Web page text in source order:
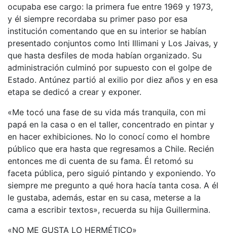
ocupaba ese cargo: la primera fue entre 1969 y 1973,
y él siempre recordaba su primer paso por esa
institución comentando que en su interior se habían
presentado conjuntos como Inti Illimani y Los Jaivas, y
que hasta desfiles de moda habían organizado. Su
administración culminó por supuesto con el golpe de
Estado. Antúnez partió al exilio por diez años y en esa
etapa se dedicó a crear y exponer.
«Me tocó una fase de su vida más tranquila, con mi
papá en la casa o en el taller, concentrado en pintar y
en hacer exhibiciones. No lo conocí como el hombre
público que era hasta que regresamos a Chile. Recién
entonces me di cuenta de su fama. Él retomó su
faceta pública, pero siguió pintando y exponiendo. Yo
siempre me pregunto a qué hora hacía tanta cosa. A él
le gustaba, además, estar en su casa, meterse a la
cama a escribir textos», recuerda su hija Guillermina.
«NO ME GUSTA LO HERMÉTICO»